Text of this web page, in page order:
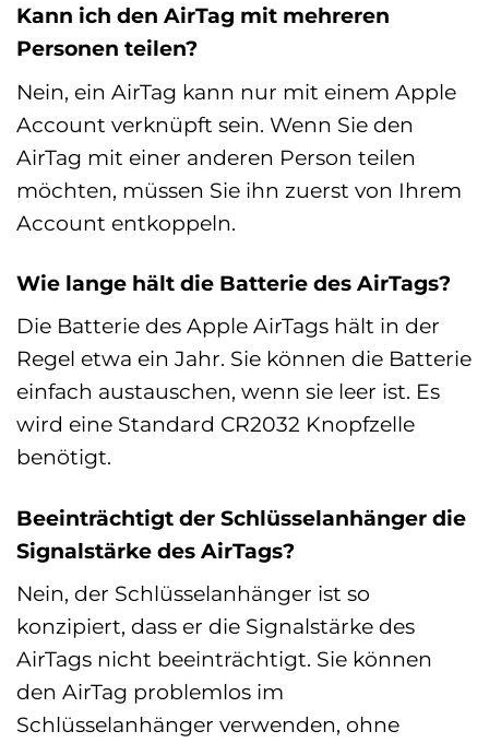
Kann ich den AirTag mit mehreren
Personen teilen?
Nein, ein AirTag kann nur mit einem Apple
Account verknüpft sein. Wenn Sie den
AirTag mit einer anderen Person teilen
möchten, müssen Sie ihn zuerst von Ihrem
Account entkoppeln.
Wie lange hält die Batterie des AirTags?
Die Batterie des Apple AirTags hält in der
Regel etwa ein Jahr. Sie können die Batterie
einfach austauschen, wenn sie leer ist. Es
wird eine Standard CR2032 Knopfzelle
benötigt.
Beeinträchtigt der Schlüsselanhänger die
Signalstärke des AirTags?
Nein, der Schlüsselanhänger ist so
konzipiert, dass er die Signalstärke des
AirTags nicht beeinträchtigt. Sie können
den AirTag problemlos im
Schlüsselanhänger verwenden, ohne